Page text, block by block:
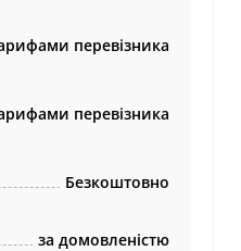
перевізника
перевізника
Безкоштовно
за домовленістю